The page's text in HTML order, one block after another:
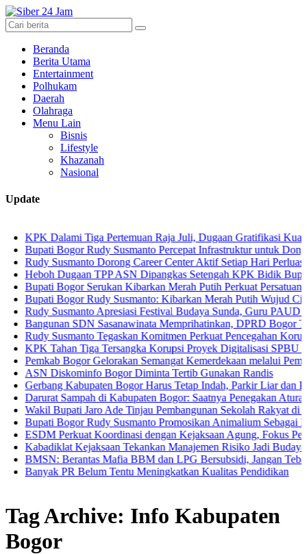
Beranda
Berita Utama
Entertainment
Polhukam
Daerah
Olahraga
Menu Lain
Bisnis
Lifestyle
Khazanah
Nasional
Update
Dalami Tiga Pertemuan Raja Juli, Dugaan Gratifikasi Kuansing
Bogor Rudy Susmanto Percepat Infrastruktur untuk Dongkrak
Susmanto Dorong Career Center Aktif Setiap Hari Perluas
Dugaan TPP ASN Dipangkas Setengah KPK Bidik Bupati
Bogor Serukan Kibarkan Merah Putih Perkuat Persatuan
Bogor Rudy Susmanto: Kibarkan Merah Putih Wujud Cinta
Susmanto Apresiasi Festival Budaya Sunda, Guru PAUD Jadi
SDN Sasanawinata Memprihatinkan, DPRD Bogor Tuntut
Susmanto Tegaskan Komitmen Perkuat Pencegahan Korupsi di
Tahan Tiga Tersangka Korupsi Proyek Digitalisasi SPBU
Bogor Gelorakan Semangat Kemerdekaan melalui Pembagian
Diskominfo Bogor Diminta Tertib Gunakan Randis
Kabupaten Bogor Harus Tetap Indah, Parkir Liar dan PKL
Sampah di Kabupaten Bogor: Saatnya Penegakan Aturan dan
Bupati Jaro Ade Tinjau Pembangunan Sekolah Rakyat di Jasinga
Bogor Rudy Susmanto Promosikan Animalium Sebagai Destinasi
Perkuat Koordinasi dengan Kejaksaan Agung, Fokus
Kejaksaan Tekankan Manajemen Risiko Jadi Budaya Kerja
Berantas Mafia BBM dan LPG Bersubsidi, Jangan Tebang Pilih
PR Belum Tentu Meningkatkan Kualitas Pendidikan
Tag Archive: Info Kabupaten
Bogor